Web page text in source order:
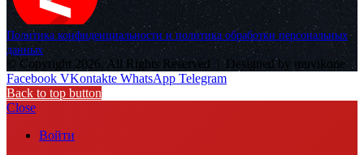
Политика конфиденциальности и политика обработки персональных
данных
© Copyright 2026, All Rights Reserved |Designed by muvikone
Facebook VKontakte WhatsApp Telegram
Back to top button
Close
Войти